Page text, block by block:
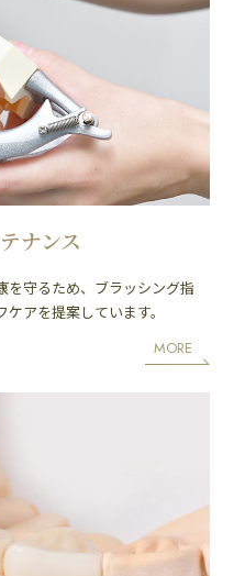
ナンス
を守るため、ブラッシング指
アを提案しています。
MORE